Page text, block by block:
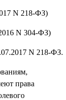
N 218-ФЗ)
N 304-ФЗ)
N 218-ФЗ.
права